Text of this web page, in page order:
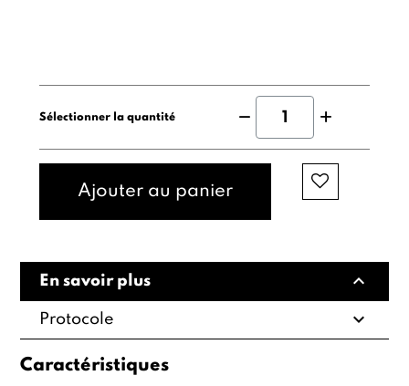
Sélectionner la quantité
Ajouter au panier
En savoir plus expand_less
Protocole expand_more
Caractéristiques